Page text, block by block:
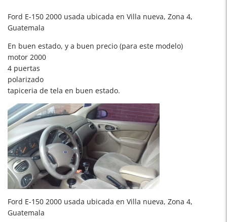
Ford E-150 2000 usada ubicada en Villa nueva, Zona 4,
Guatemala
En buen estado, y a buen precio (para este modelo)
motor 2000
4 puertas
polarizado
tapiceria de tela en buen estado.
Ford E-150 2000 usada ubicada en Villa nueva, Zona 4,
Guatemala